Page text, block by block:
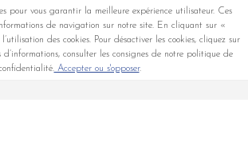
pour vous garantir la meilleure expérience utilisateur. Ces
de navigation sur notre site. En cliquant sur «
des cookies. Pour désactiver les cookies, cliquez sur
d’informations, consulter les consignes de notre politique de
Accepter ou s'opposer.